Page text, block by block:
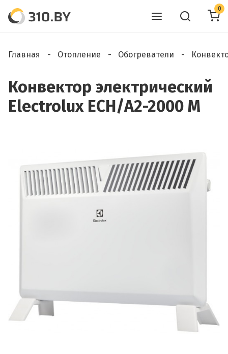
0
Главная Отопление Обогреватели
Конвектор электрический
Electrolux ECH/A2-2000 M